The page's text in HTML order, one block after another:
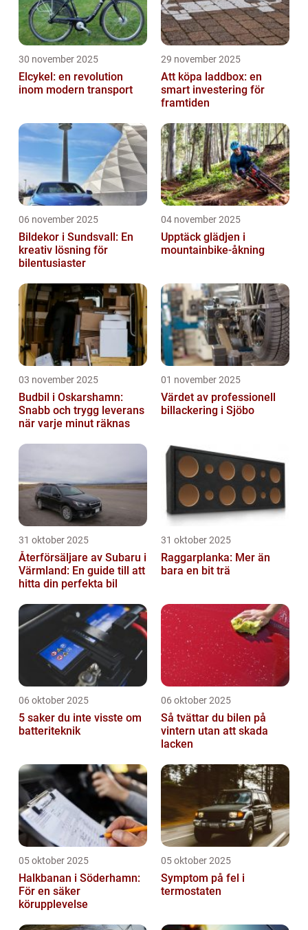
30 november 2025
Elcykel: en revolution
inom modern transport
29 november 2025
Att köpa laddbox: en
smart investering för
framtiden
06 november 2025
Bildekor i Sundsvall: En
kreativ lösning för
bilentusiaster
04 november 2025
Upptäck glädjen i
mountainbike-åkning
03 november 2025
Budbil i Oskarshamn:
Snabb och trygg leverans
när varje minut räknas
01 november 2025
Värdet av professionell
billackering i Sjöbo
31 oktober 2025
Återförsäljare av Subaru i
Värmland: En guide till att
hitta din perfekta bil
31 oktober 2025
Raggarplanka: Mer än
bara en bit trä
06 oktober 2025
5 saker du inte visste om
batteriteknik
06 oktober 2025
Så tvättar du bilen på
vintern utan att skada
lacken
05 oktober 2025
Halkbanan i Söderhamn:
För en säker
körupplevelse
05 oktober 2025
Symptom på fel i
termostaten